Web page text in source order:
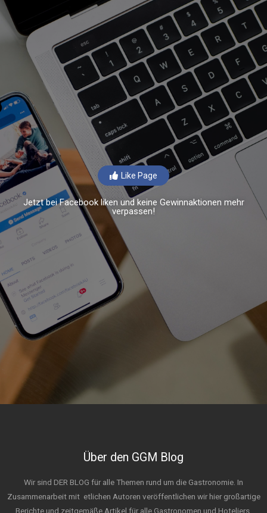
Like Page
Jetzt bei Facebook liken und keine Gewinnaktionen mehr
verpassen!
Über den GGM Blog
Wir sind DER BLOG für alle Themen rund um die Gastronomie. In
Zusammenarbeit mit etlichen Autoren veröffentlichen wir hier großartige
Berichte und zeitgemäße Artikel für alle Gastronomen und Hoteliers.